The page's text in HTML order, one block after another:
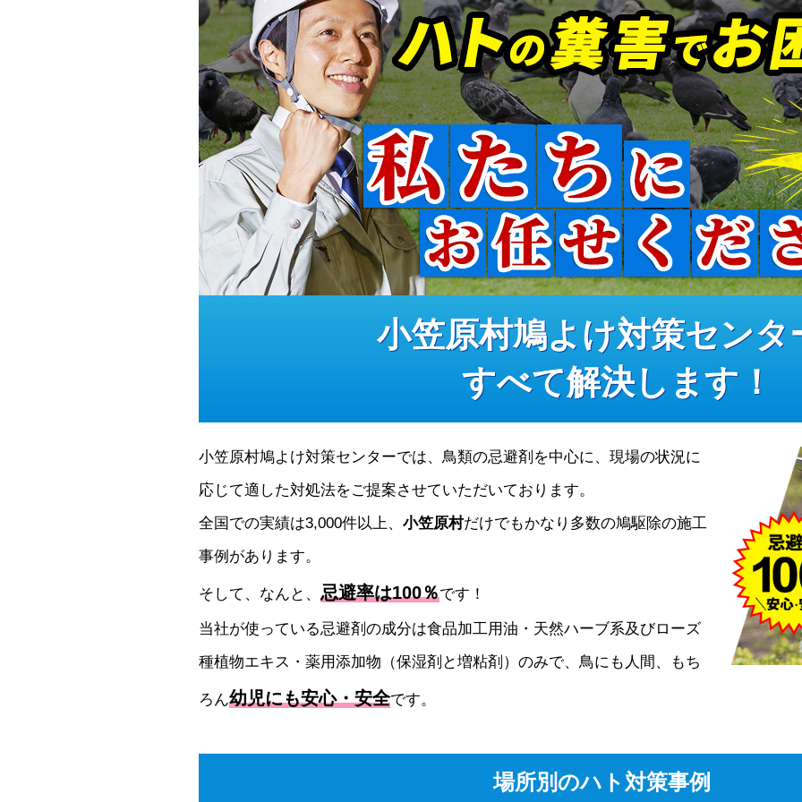
小笠原村鳩よけ対策センタ
すべて解決します！
小笠原村鳩よけ対策センターでは、鳥類の忌避剤を中心に、現場の状況に
応じて適した対処法をご提案させていただいております。
全国での実績は3,000件以上、 小笠原村だけでもかなり多数の鳩駆除の施工
事例があります。
そして、なんと、 忌避率は100％です！
当社が使っている忌避剤の成分は食品加工用油・天然ハーブ系及びローズ
種植物エキス・薬用添加物（保湿剤と増粘剤）のみで、鳥にも人間、もち
ろん幼児にも安心・安全です。
場所別のハト対策事例